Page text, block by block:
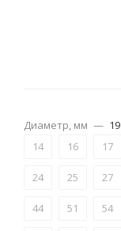
Диаметр, мм — 19
14
16 17
24 25 27
44 51 54